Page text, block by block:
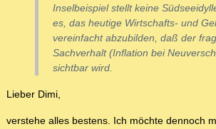
Inselbeispiel stellt keine
es, das heutige Wirtschafts- und
vereinfacht abzubilden, daß der
Sachverhalt (Inflation bei
sichtbar wird.
Lieber Dimi,
verstehe alles bestens. Ich möchte dennoch